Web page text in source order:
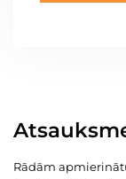
Rādām